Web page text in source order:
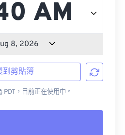
到剪貼簿
PDT，目前正在使用中。